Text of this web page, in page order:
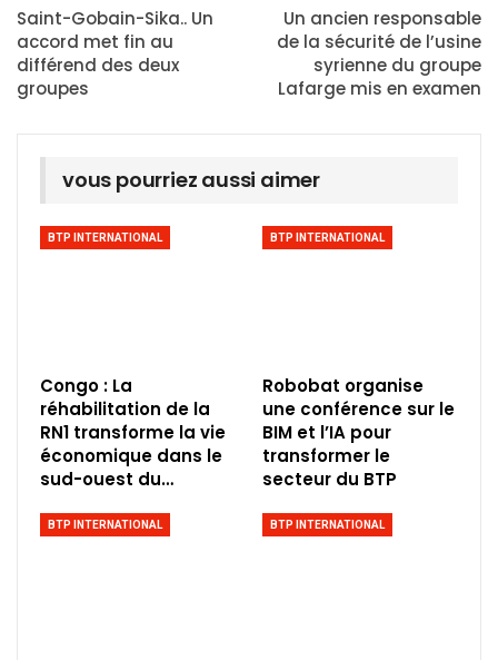
Saint-Gobain-Sika.. Un
accord met fin au
différend des deux
groupes
Un ancien responsable
de la sécurité de l’usine
syrienne du groupe
Lafarge mis en examen
vous pourriez aussi aimer
BTP INTERNATIONAL
Congo : La
réhabilitation de la
RN1 transforme la vie
économique dans le
sud-ouest du…
BTP INTERNATIONAL
Robobat organise
une conférence sur le
BIM et l’IA pour
transformer le
secteur du BTP
BTP INTERNATIONAL BTP INTERNATIONAL